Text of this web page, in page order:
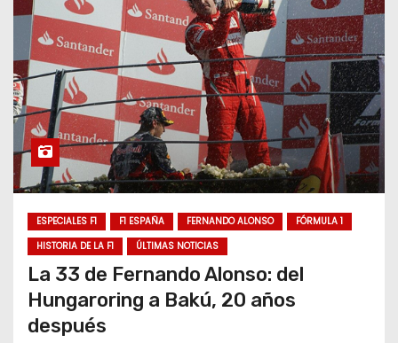
ESPECIALES F1 F1 ESPAÑA FERNANDO ALONSO
FÓRMULA 1
HISTORIA DE LA F1
ÚLTIMAS NOTICIAS
La 33 de Fernando Alonso: del
Hungaroring a Bakú, 20 años
después